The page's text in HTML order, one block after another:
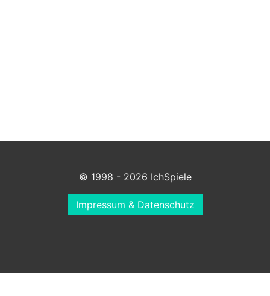
© 1998 - 2026 IchSpiele
Impressum & Datenschutz